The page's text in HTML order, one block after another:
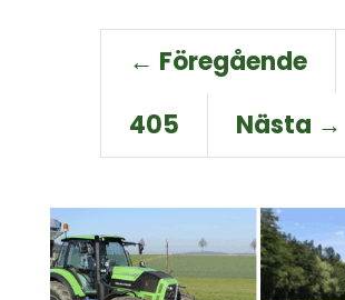
← Föregående
405
Nästa →